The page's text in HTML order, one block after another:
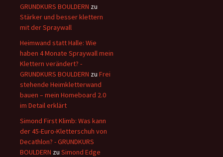
GRUNDKURS BOULDERN zu
Stärker und besser klettern
mit der Spraywall
Heimwand statt Halle: Wie
haben 4 Monate Spraywall mein
Klettern verändert? -
GRUNDKURS BOULDERN zu Frei
stehende Heimkletterwand
bauen – mein Homeboard 2.0
im Detail erklärt
Simond First Klimb: Was kann
der 45-Euro-Kletterschuh von
Decathlon? - GRUNDKURS
BOULDERN zu Simond Edge